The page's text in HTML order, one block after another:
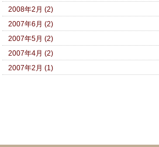
2008年2月 (2)
2007年6月 (2)
2007年5月 (2)
2007年4月 (2)
2007年2月 (1)